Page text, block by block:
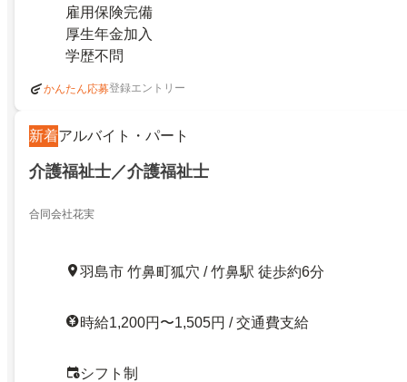
雇用保険完備
厚生年金加入
学歴不問
かんたん応募登録エントリー
新着アルバイト・パート
介護福祉士／介護福祉士
合同会社花実
羽島市 竹鼻町狐穴 / 竹鼻駅 徒歩約6分
時給1,200円〜1,505円 / 交通費支給
シフト制